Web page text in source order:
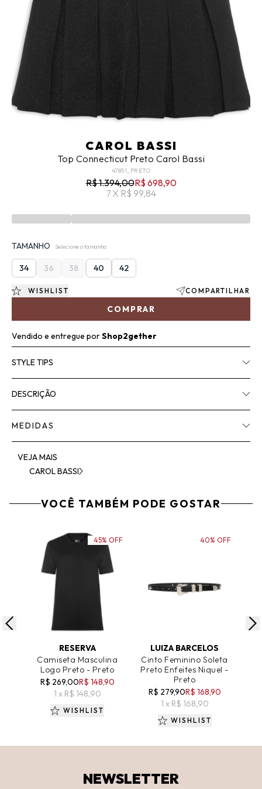
CAROL BASSI
Top Connecticut Preto Carol Bassi
47851_PRETO
R$ 1.394,00R$ 698,90
7 X R$ 99,84
TAMANHO Selecione o tamanho
34 36 38 40 42
COMPRAR
WISHLIST COMPARTILHAR
Vendido e entregue porShop2gether
STYLE TIPS
DESCRIÇÃO
MEDIDAS
VEJA MAIS
CAROL BASSI
VOCÊ TAMBÉM PODE GOSTAR
ADICIONAR AO CARRINHO
RESERVA
Camiseta Masculina
Logo Preto - Preto
R$ 269,00R$ 148,90
1 x R$ 148,90
45% OFF
WISHLIST
LUIZA BARCELOS
Cinto Feminino Soleta
Preto Enfeites Niquel -
Preto
R$ 279,90R$ 168,90
1 x R$ 168,90
40% OFF
WISHLIST
NEWSLETTER